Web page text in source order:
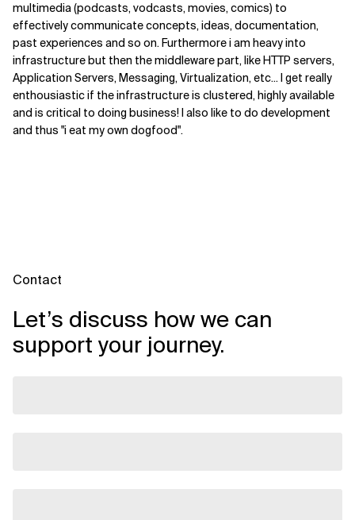
multimedia (podcasts, vodcasts, movies, comics) to
effectively communicate concepts, ideas, documentation,
past experiences and so on. Furthermore i am heavy into
infrastructure but then the middleware part, like HTTP servers,
Application Servers, Messaging, Virtualization, etc... I get really
enthousiastic if the infrastructure is clustered, highly available
and is critical to doing business! I also like to do development
and thus "i eat my own dogfood".
Contact
Let’s discuss how we can
support your journey.